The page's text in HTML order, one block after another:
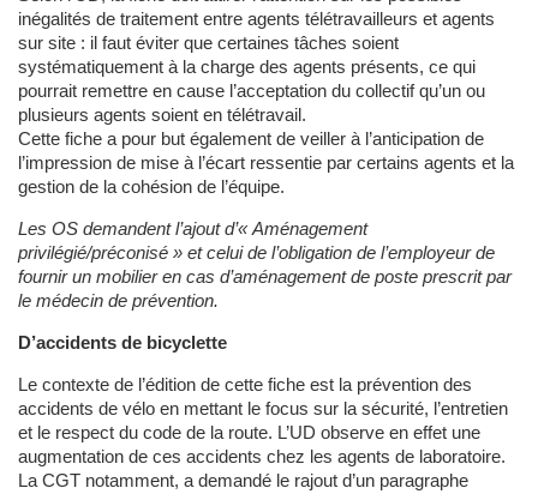
inégalités de traitement entre agents télétravailleurs et agents
sur site : il faut éviter que certaines tâches soient
systématiquement à la charge des agents présents, ce qui
pourrait remettre en cause l’acceptation du collectif qu’un ou
plusieurs agents soient en télétravail.
Cette fiche a pour but également de veiller à l’anticipation de
l’impression de mise à l’écart ressentie par certains agents et la
gestion de la cohésion de l’équipe.
Les OS demandent l’ajout d’« Aménagement
privilégié/préconisé » et celui de l’obligation de l’employeur de
fournir un mobilier en cas d’aménagement de poste prescrit par
le médecin de prévention.
D’accidents de bicyclette
Le contexte de l’édition de cette fiche est la prévention des
accidents de vélo en mettant le focus sur la sécurité, l’entretien
et le respect du code de la route. L’UD observe en effet une
augmentation de ces accidents chez les agents de laboratoire.
La CGT notamment, a demandé le rajout d’un paragraphe